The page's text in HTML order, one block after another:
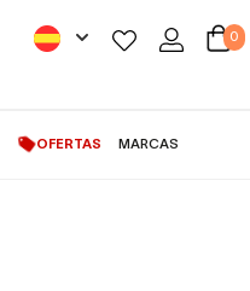
0
OFERTAS MARCAS